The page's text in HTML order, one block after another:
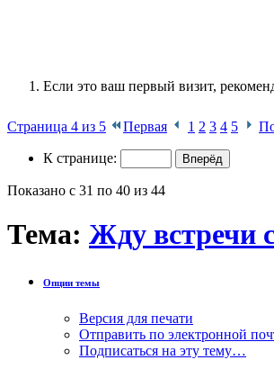
Если это ваш первый визит,
Страница 4 из 5 Первая 1 2 3 4 5
К странице:
Показано с 31 по 40 из 44
Тема: Жду встречи
Опции темы
Версия для печати
Отправить по электронной
Подписаться на эту тему…